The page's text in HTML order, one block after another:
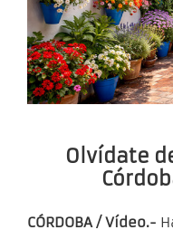
Olvídate
CÓRDOBA / Vídeo.-